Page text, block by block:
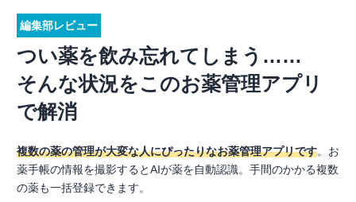
編集部レビュー
つい薬を飲み忘れてしまう……
そんな状況をこのお薬管理アプリ
で解消
複数の薬の管理が大変な人にぴったりなお薬管理アプリです。お
薬手帳の情報を撮影するとAIが薬を自動認識。手間のかかる複数
の薬も一括登録できます。